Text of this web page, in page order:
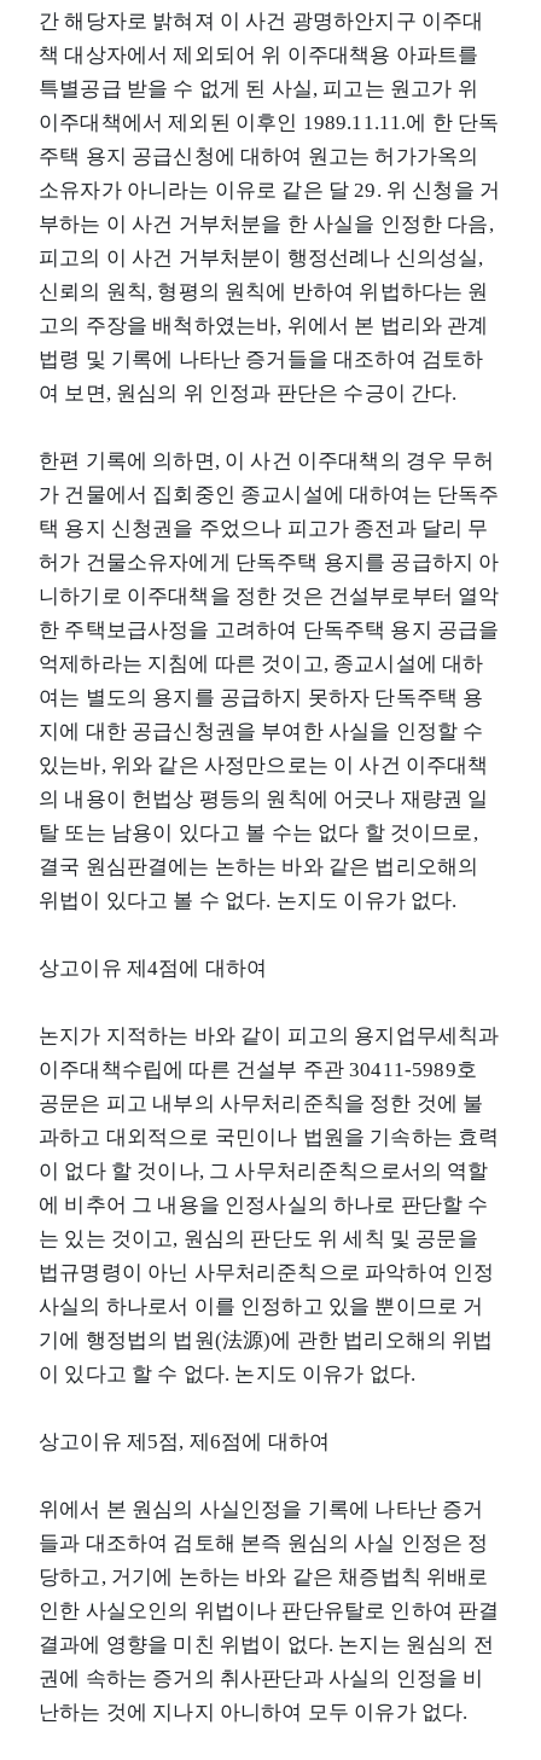
간 해당자로 밝혀져 이 사건 광명하안지구 이주대
책 대상자에서 제외되어 위 이주대책용 아파트를
특별공급 받을 수 없게 된 사실, 피고는 원고가 위
이주대책에서 제외된 이후인 1989.11.11.에 한 단독
주택 용지 공급신청에 대하여 원고는 허가가옥의
소유자가 아니라는 이유로 같은 달 29. 위 신청을 거
부하는 이 사건 거부처분을 한 사실을 인정한 다음,
피고의 이 사건 거부처분이 행정선례나 신의성실,
신뢰의 원칙, 형평의 원칙에 반하여 위법하다는 원
고의 주장을 배척하였는바, 위에서 본 법리와 관계
법령 및 기록에 나타난 증거들을 대조하여 검토하
여 보면, 원심의 위 인정과 판단은 수긍이 간다.
한편 기록에 의하면, 이 사건 이주대책의 경우 무허
가 건물에서 집회중인 종교시설에 대하여는 단독주
택 용지 신청권을 주었으나 피고가 종전과 달리 무
허가 건물소유자에게 단독주택 용지를 공급하지 아
니하기로 이주대책을 정한 것은 건설부로부터 열악
한 주택보급사정을 고려하여 단독주택 용지 공급을
억제하라는 지침에 따른 것이고, 종교시설에 대하
여는 별도의 용지를 공급하지 못하자 단독주택 용
지에 대한 공급신청권을 부여한 사실을 인정할 수
있는바, 위와 같은 사정만으로는 이 사건 이주대책
의 내용이 헌법상 평등의 원칙에 어긋나 재량권 일
탈 또는 남용이 있다고 볼 수는 없다 할 것이므로,
결국 원심판결에는 논하는 바와 같은 법리오해의
위법이 있다고 볼 수 없다. 논지도 이유가 없다.
상고이유 제4점에 대하여
논지가 지적하는 바와 같이 피고의 용지업무세칙과
이주대책수립에 따른 건설부 주관 30411-5989호
공문은 피고 내부의 사무처리준칙을 정한 것에 불
과하고 대외적으로 국민이나 법원을 기속하는 효력
이 없다 할 것이나, 그 사무처리준칙으로서의 역할
에 비추어 그 내용을 인정사실의 하나로 판단할 수
는 있는 것이고, 원심의 판단도 위 세칙 및 공문을
법규명령이 아닌 사무처리준칙으로 파악하여 인정
사실의 하나로서 이를 인정하고 있을 뿐이므로 거
기에 행정법의 법원(法源)에 관한 법리오해의 위법
이 있다고 할 수 없다. 논지도 이유가 없다.
상고이유 제5점, 제6점에 대하여
위에서 본 원심의 사실인정을 기록에 나타난 증거
들과 대조하여 검토해 본즉 원심의 사실 인정은 정
당하고, 거기에 논하는 바와 같은 채증법칙 위배로
인한 사실오인의 위법이나 판단유탈로 인하여 판결
결과에 영향을 미친 위법이 없다. 논지는 원심의 전
권에 속하는 증거의 취사판단과 사실의 인정을 비
난하는 것에 지나지 아니하여 모두 이유가 없다.